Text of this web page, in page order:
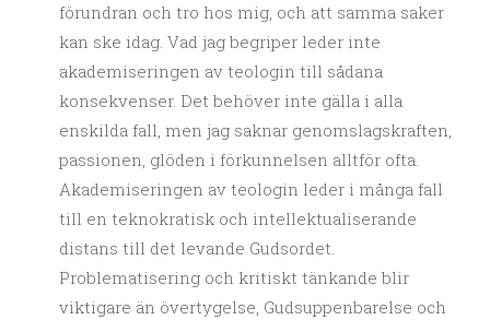
förundran och tro hos mig, och att samma saker
kan ske idag. Vad jag begriper leder inte
akademiseringen av teologin till sådana
konsekvenser. Det behöver inte gälla i alla
enskilda fall, men jag saknar genomslagskraften,
passionen, glöden i förkunnelsen alltför ofta.
Akademiseringen av teologin leder i många fall
till en teknokratisk och intellektualiserande
distans till det levande Gudsordet.
Problematisering och kritiskt tänkande blir
viktigare än övertygelse, Gudsuppenbarelse och